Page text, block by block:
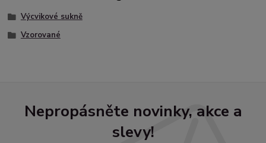
Výcvikové sukně
Vzorované
Nepropásněte novinky, akce a
slevy!